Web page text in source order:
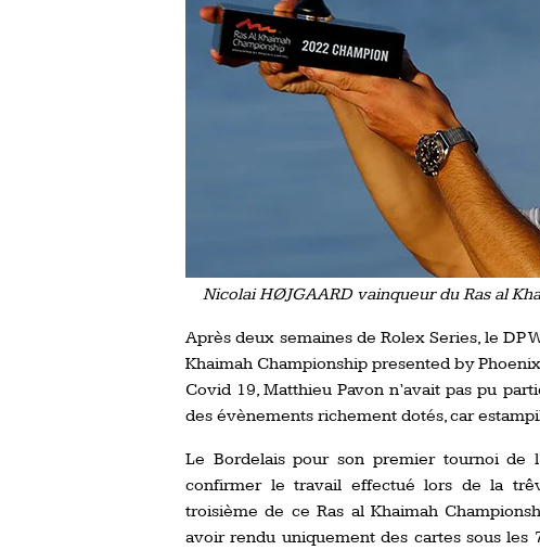
Nicolai HØJGAARD vainqueur du Ras al
Après deux semaines de Rolex Series, le DP
Khaimah Championship presented by
Covid 19, Matthieu Pavon n’avait pas pu
des évènements richement dotés, car
Le Bordelais pour son premier tournoi de
confirmer le travail effectué lors de la
troisième de ce Ras al Khaimah
avoir rendu uniquement des cartes sous